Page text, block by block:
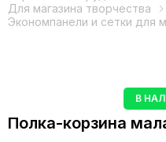
Для магазина творчества
Экономпанели и сетки для
В
Полка-корзина